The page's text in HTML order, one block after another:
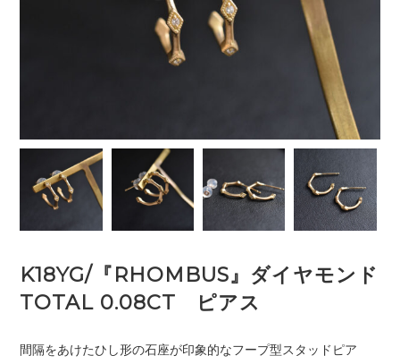
K18YG/『RHOMBUS』ダイヤモンド
TOTAL 0.08CT ピアス
間隔をあけたひし形の石座が印象的なフープ型スタッドピア